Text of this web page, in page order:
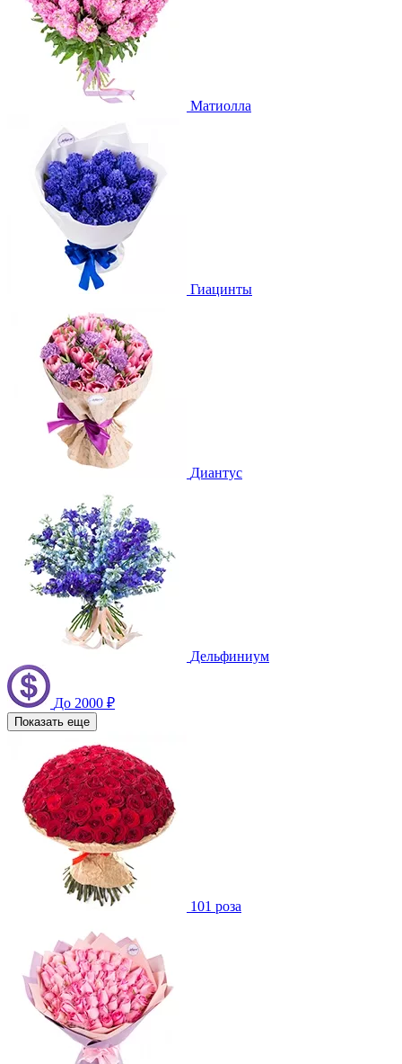
Матиолла
Гиацинты
Диантус
Дельфиниум
До 2000 ₽
Показать еще
101 роза